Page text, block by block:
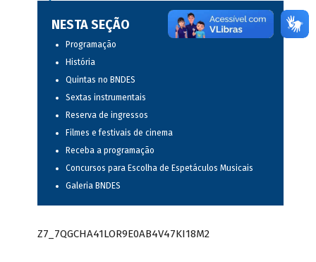
NESTA SEÇÃO
Programação
História
Quintas no BNDES
Sextas instrumentais
Reserva de ingressos
Filmes e festivais de cinema
Receba a programação
Concursos para Escolha de Espetáculos Musicais
Galeria BNDES
Z7_7QGCHA41LOR9E0AB4V47KI18M2